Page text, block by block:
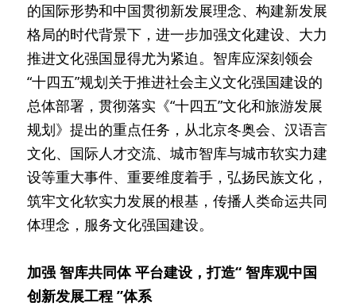
的国际形势和中国贯彻新发展理念、构建新发展
格局的时代背景下，进一步加强文化建设、大力
推进文化强国显得尤为紧迫。智库应深刻领会
“十四五”规划关于推进社会主义文化强国建设的
总体部署，贯彻落实《“十四五”文化和旅游发展
规划》提出的重点任务，从北京冬奥会、汉语言
文化、国际人才交流、城市智库与城市软实力建
设等重大事件、重要维度着手，弘扬民族文化，
筑牢文化软实力发展的根基，传播人类命运共同
体理念，服务文化强国建设。
加强 智库共同体 平台建设，打造“ 智库观中国
创新发展工程 ”体系